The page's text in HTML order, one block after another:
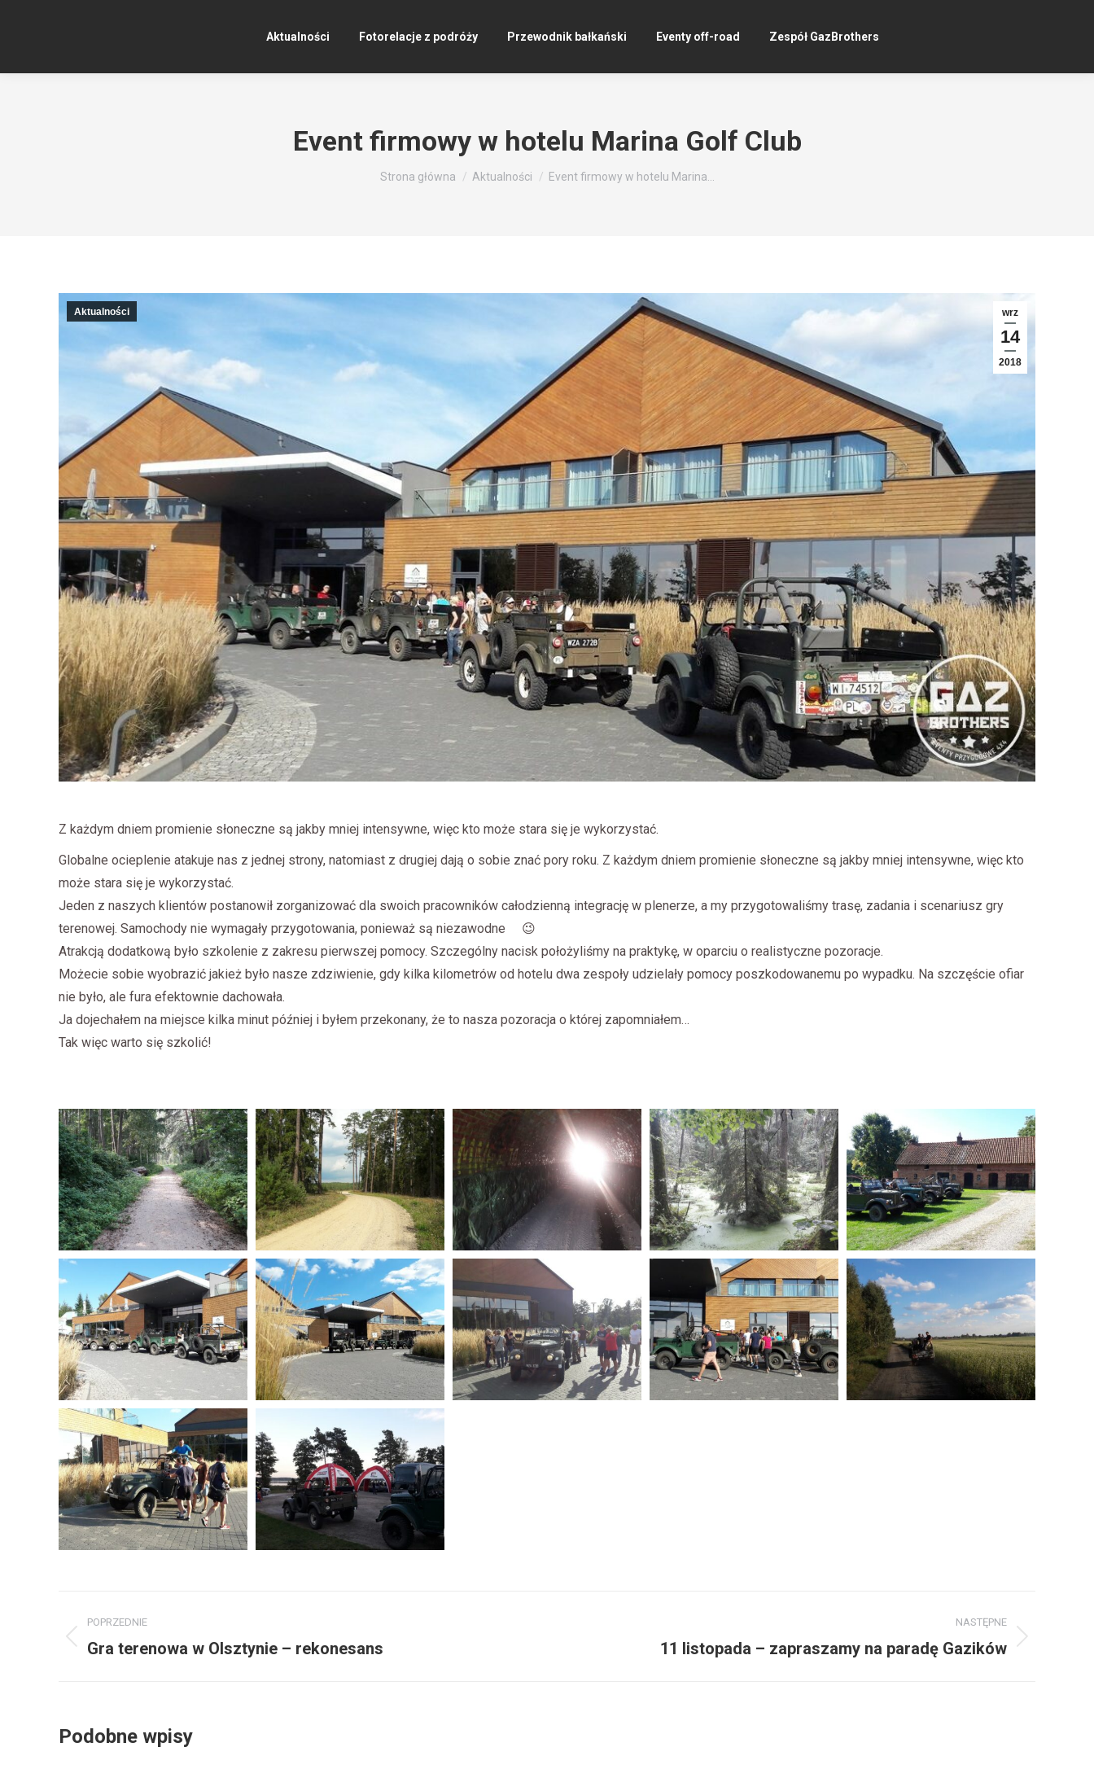
Aktualności Fotorelacje z podróży Przewodnik bałkański Eventy off-road Zespół GazBrothers
Event firmowy w hotelu Marina Golf Club
Jesteś tutaj:
Strona główna Aktualności Event firmowy w hotelu Marina…
wrz
14
2018
Aktualności
Z każdym dniem promienie słoneczne są jakby mniej intensywne, więc kto może stara się je wykorzystać.
Globalne ocieplenie atakuje nas z jednej strony, natomiast z drugiej dają o sobie znać pory roku. Z każdym dniem promienie słoneczne są jakby mniej intensywne, więc kto
może stara się je wykorzystać.
Jeden z naszych klientów postanowił zorganizować dla swoich pracowników całodzienną integrację w plenerze, a my przygotowaliśmy trasę, zadania i scenariusz gry
terenowej. Samochody nie wymagały przygotowania, ponieważ są niezawodne
😉
Atrakcją dodatkową było szkolenie z zakresu pierwszej pomocy. Szczególny nacisk położyliśmy na praktykę, w oparciu o realistyczne pozoracje.
Możecie sobie wyobrazić jakież było nasze zdziwienie, gdy kilka kilometrów od hotelu dwa zespoły udzielały pomocy poszkodowanemu po wypadku. Na szczęście ofiar
nie było, ale fura efektownie dachowała.
Ja dojechałem na miejsce kilka minut później i byłem przekonany, że to nasza pozoracja o której zapomniałem…
Tak więc warto się szkolić!
wpisów
POPRZEDNIE
Poprzedni
Gra terenowa w Olsztynie – rekonesans
NASTĘPNE
11 listopada – zapraszamy na paradę Gazików
Podobne wpisy